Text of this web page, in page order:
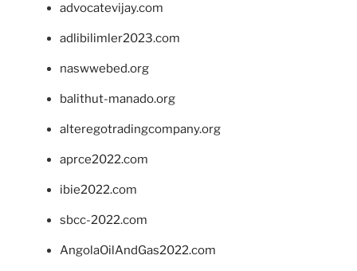
advocatevijay.com
adlibilimler2023.com
naswwebed.org
balithut-manado.org
alteregotradingcompany.org
aprce2022.com
ibie2022.com
sbcc-2022.com
AngolaOilAndGas2022.com